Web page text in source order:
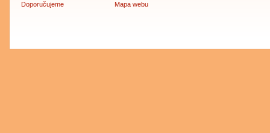
Doporučujeme
Mapa webu